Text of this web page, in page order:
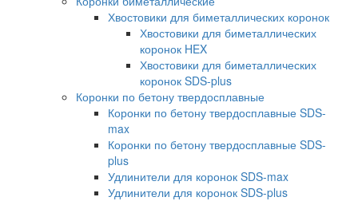
Хвостовики для биметаллических коронок
Хвостовики для биметаллических
коронок HEX
Хвостовики для биметаллических
коронок SDS-plus
Коронки по бетону твердосплавные
Коронки по бетону твердосплавные SDS-
max
Коронки по бетону твердосплавные SDS-
plus
Удлинители для коронок SDS-max
Удлинители для коронок SDS-plus